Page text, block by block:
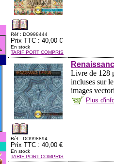
Réf : DO998444
Prix TTC : 40,00 €
En stock
TARIF PORT COMPRIS
Réf : DO998894
Prix TTC : 40,00 €
En stock
TARIF PORT COMPRIS
Livre de 128
incluses sur
images
Plus